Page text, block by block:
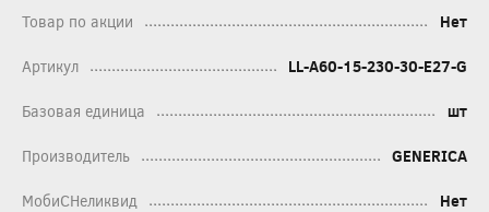
Товар по акции Нет
Артикул LL-A60-15-230-30-E27-G
Базовая единица шт
Производитель GENERICA
МобиСНеликвид Нет